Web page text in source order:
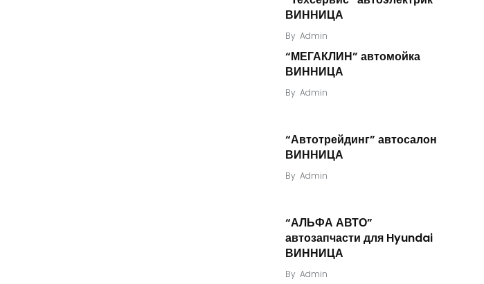
ВИННИЦА
By Admin
“МЕГАКЛИН” автомойка
ВИННИЦА
By Admin
“Автотрейдинг” автосалон
ВИННИЦА
By Admin
“АЛЬФА АВТО”
автозапчасти для Hyundai
ВИННИЦА
By Admin